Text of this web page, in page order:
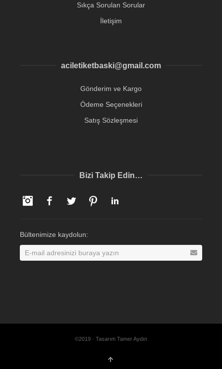
Sıkça Sorulan Sorular
İletişim
aciletiketbaski@gmail.com
Gönderim ve Kargo
Ödeme Seçenekleri
Satış Sözleşmesi
Bizi Takip Edin…
InstagramFacebookTwitter Pinterest
Bültenimize kaydolun:
©2019 · Tasarım Tamer Aydın